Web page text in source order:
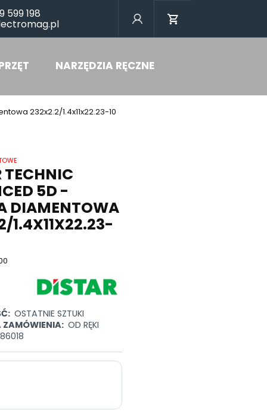
599 198
NARZĘDZIA RĘCZNE
232x2.2/1.4x11x22.23-10
TECHNIC
5D -
DIAMENTOWA
1.4X11X22.23-
OSTATNIE SZTUKI
ZAMÓWIENIA: OD RĘKI